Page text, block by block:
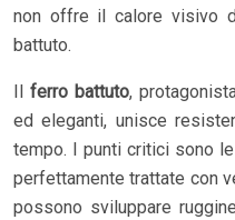
non offre il calore visivo
battuto.
Il ferro battuto,
ed eleganti, unisce
tempo. I punti critici sono
perfettamente trattate con
possono sviluppare